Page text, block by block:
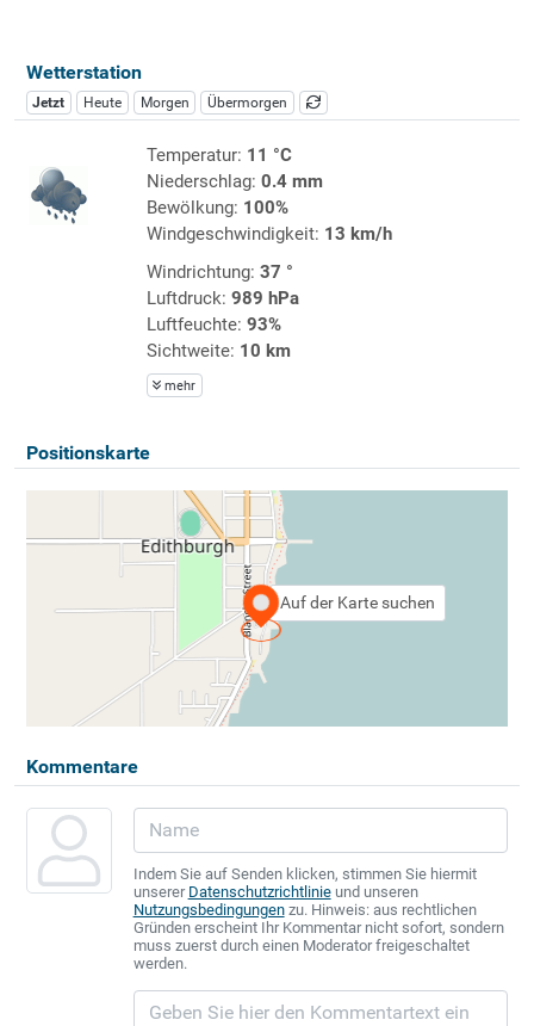
Wetterstation
Jetzt Heute Morgen Übermorgen
Temperatur: 11 °C
Niederschlag: 0.4 mm
Bewölkung: 100%
Windgeschwindigkeit: 13 km/h
Windrichtung: 37 °
Luftdruck: 989 hPa
Luftfeuchte: 93%
Sichtweite: 10 km
mehr
Positionskarte
Auf der Karte suchen
Kommentare
Indem Sie auf Senden klicken, stimmen Sie hiermit
unserer Datenschutzrichtlinieund unseren
Nutzungsbedingungenzu. Hinweis: aus rechtlichen
Gründen erscheint Ihr Kommentar nicht sofort, sondern
muss zuerst durch einen Moderator freigeschaltet
werden.